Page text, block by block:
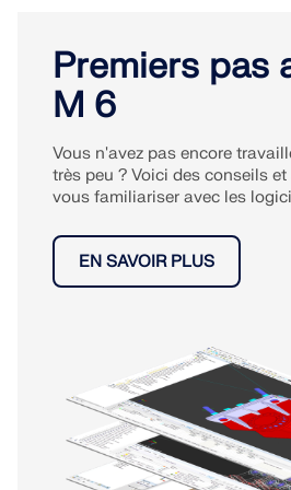
Premiers pas
M 6
Vous n'avez pas encore
très peu ? Voici des conseils
vous familiariser avec les
EN SAVOIR PLUS